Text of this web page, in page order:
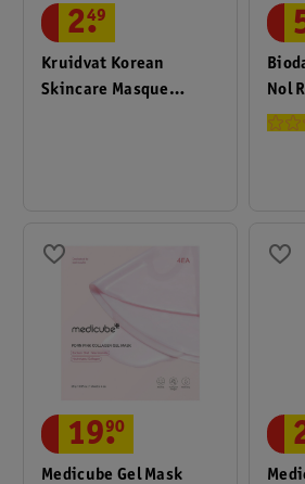
Kruidvat Korean
Skincare Masque
2.
49
Nol
Medicube Gel Mask
19.
90